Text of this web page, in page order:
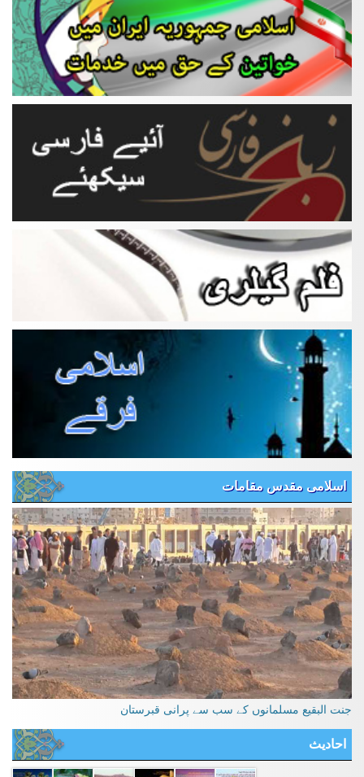
اسلامی مقدس مقامات
جنت البقیع مسلمانوں کے سب سے پرانی قبرستان
احادیث